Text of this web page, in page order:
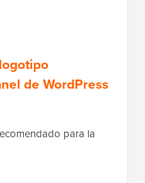
de WordPress
para la